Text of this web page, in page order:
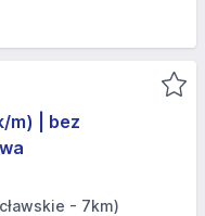
m) | bez
- 7km)